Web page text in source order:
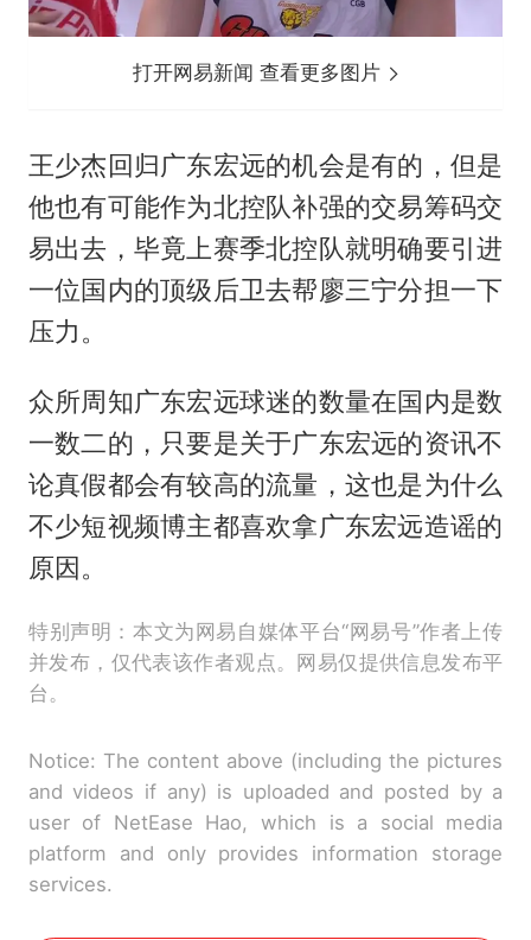
打开网易新闻 查看更多图片
王少杰回归广东宏远的机会是有的，但是
他也有可能作为北控队补强的交易筹码交
易出去，毕竟上赛季北控队就明确要引进
一位国内的顶级后卫去帮廖三宁分担一下
压力。
众所周知广东宏远球迷的数量在国内是数
一数二的，只要是关于广东宏远的资讯不
论真假都会有较高的流量，这也是为什么
不少短视频博主都喜欢拿广东宏远造谣的
原因。
特别声明：本文为网易自媒体平台“网易号”作者上传
并发布，仅代表该作者观点。网易仅提供信息发布平
台。
Notice: The content above (including the pictures
and videos if any) is uploaded and posted by a
user of NetEase Hao, which is a social media
platform and only provides information storage
services.